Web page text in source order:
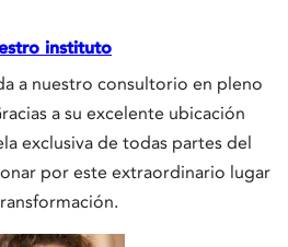
instituto
a nuestro consultorio en pleno
a su excelente ubicación
exclusiva de todas partes del
por este extraordinario lugar